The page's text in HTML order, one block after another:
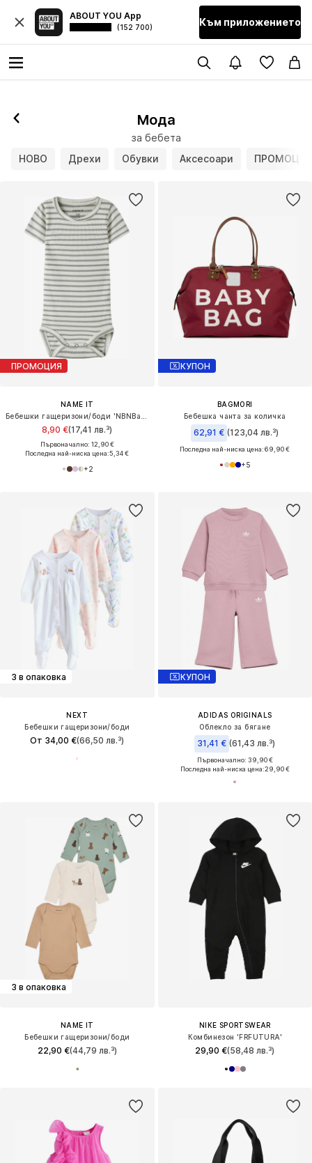
ABOUT YOU App
(152 700) Към приложението
Мода
за бебета
НОВО
Дрехи Обувки Аксесоари
ПРОМОЦИЯ
NAME IT
8,90 €(17,41 лв.³)
Първоначално: 12,90 €
Последна най-ниска цена:5,34 €
+2
КУПОН
BAGMORI
Бебешка чанта за количка
62,91 € (123,04 лв.³)
Последна най-ниска цена:69,90 €
+5
3 в опаковка
NEXT
Бебешки гащеризони/боди
От 34,00 €(66,50 лв.³)
КУПОН
ADIDAS ORIGINALS
Облекло за бягане
31,41 € (61,43 лв.³)
Първоначално: 39,90 €
Последна най-ниска цена:29,90 €
3 в опаковка
NAME IT
Бебешки гащеризони/боди
22,90 €(44,79 лв.³)
NIKE SPORTSWEAR
Комбинезон 'FRFUTURA'
29,90 €(58,48 лв.³)